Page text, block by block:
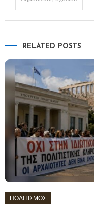
RELATED POSTS
ΠΟΛΙΤΙΣΜΟΣ